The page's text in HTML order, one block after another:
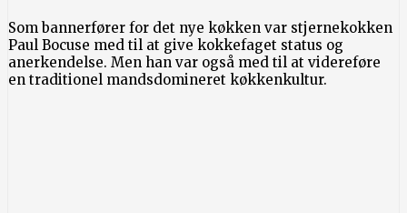
Som bannerfører for det nye køkken var stjernekokken
Paul Bocuse med til at give kokkefaget status og
anerkendelse. Men han var også med til at videreføre
en traditionel mandsdomineret køkkenkultur.